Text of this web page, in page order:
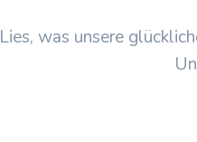
Lies, was unsere